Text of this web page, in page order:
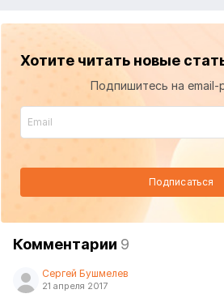
Хотите читать новые
Подпишитесь на email-
Подписаться
Комментарии 9
Сергей Бушмелев
21 апреля 2017